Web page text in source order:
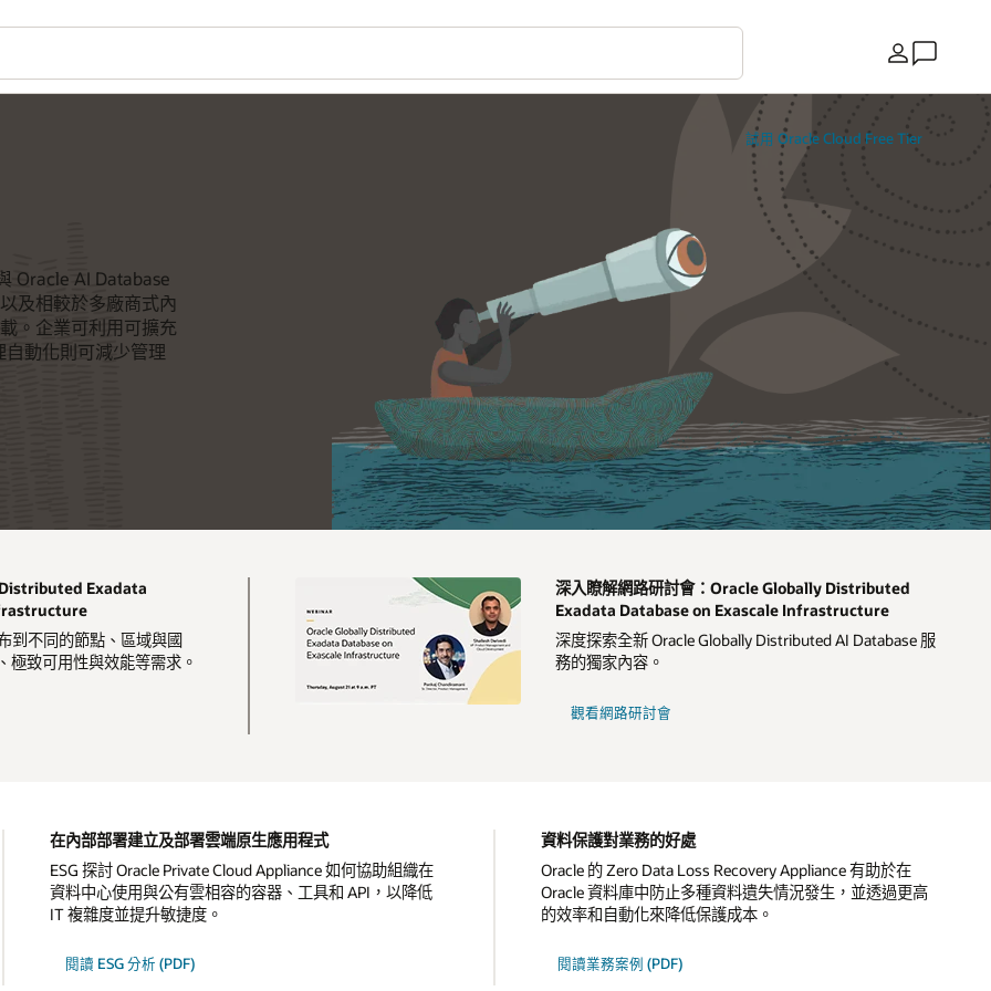
國家/地區
試用 Oracle Cloud Free Tier
Oracle AI Database
及相較於多廠商式內
。企業可利用可擴充
動化則可減少管理
Exadata
到不同的節點、區域與國
致可用性與效能等需求。
深入瞭解網路研討會：Oracle Globally Distributed
Exadata Database on Exascale Infrastructure
深度探索全新 Oracle Globally Distributed AI Database 服
務的獨家內容。
觀看網路研討會
在內部部署建立及部署雲端原生應用程式
ESG 探討 Oracle Private Cloud Appliance 如何協助組織在
資料中心使用與公有雲相容的容器、工具和 API，以降低
IT 複雜度並提升敏捷度。
閱讀 ESG 分析 (PDF)
資料保護對業務的好處
Oracle 的 Zero Data Loss Recovery Appliance 有助於在
Oracle 資料庫中防止多種資料遺失情況發生，並透過更高
的效率和自動化來降低保護成本。
閱讀業務案例 (PDF)